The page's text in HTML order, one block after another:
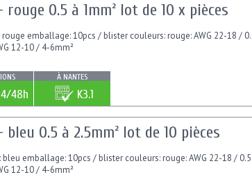
0.5 à 1mm² lot de 10 x pièces
emballage: 10pcs / blister couleurs: rouge: AWG 22-18 /
12-10 / 4-6mm²
48h
À NANTES
K3.1
0.5 à 2.5mm² lot de 10 pièces
emballage: 10pcs / blister couleurs: rouge: AWG 22-18 /
12-10 / 4-6mm²